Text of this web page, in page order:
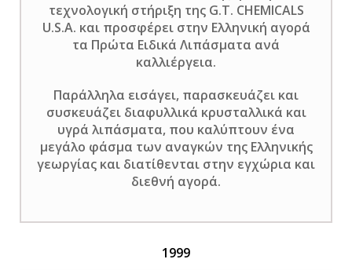
τεχνολογική στήριξη της G.T. CHEMICALS
U.S.A. και προσφέρει στην Ελληνική αγορά
τα Πρώτα Ειδικά Λιπάσματα ανά
καλλιέργεια.
Παράλληλα εισάγει, παρασκευάζει και
συσκευάζει διαφυλλικά κρυσταλλικά και
υγρά λιπάσματα, που καλύπτουν ένα
μεγάλο φάσμα των αναγκών της Ελληνικής
γεωργίας και διατίθενται στην εγχώρια και
διεθνή αγορά.
1999